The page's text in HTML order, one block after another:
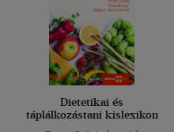
Dietetikai és
táplálkozástani kislexikon